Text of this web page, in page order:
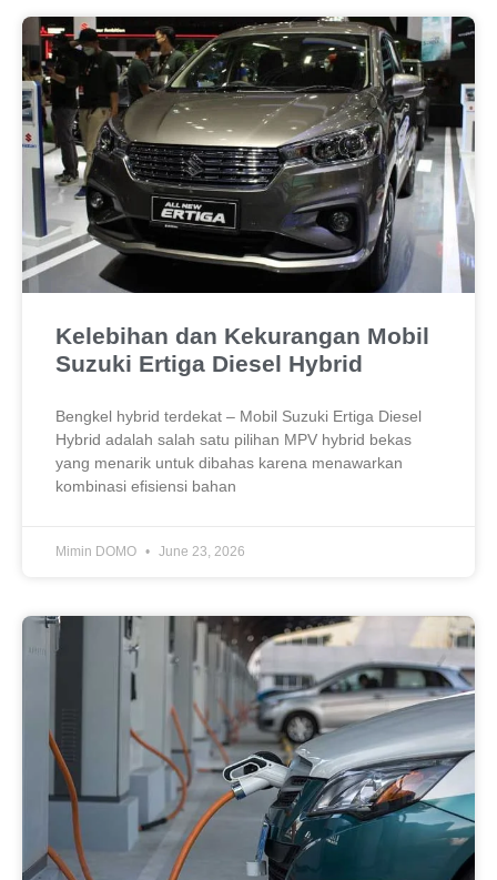
Kelebihan dan Kekurangan Mobil
Suzuki Ertiga Diesel Hybrid
Bengkel hybrid terdekat – Mobil Suzuki Ertiga Diesel
Hybrid adalah salah satu pilihan MPV hybrid bekas
yang menarik untuk dibahas karena menawarkan
kombinasi efisiensi bahan
Mimin DOMO June 23, 2026